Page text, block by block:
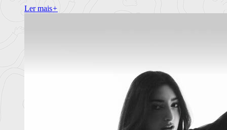
Ler mais+